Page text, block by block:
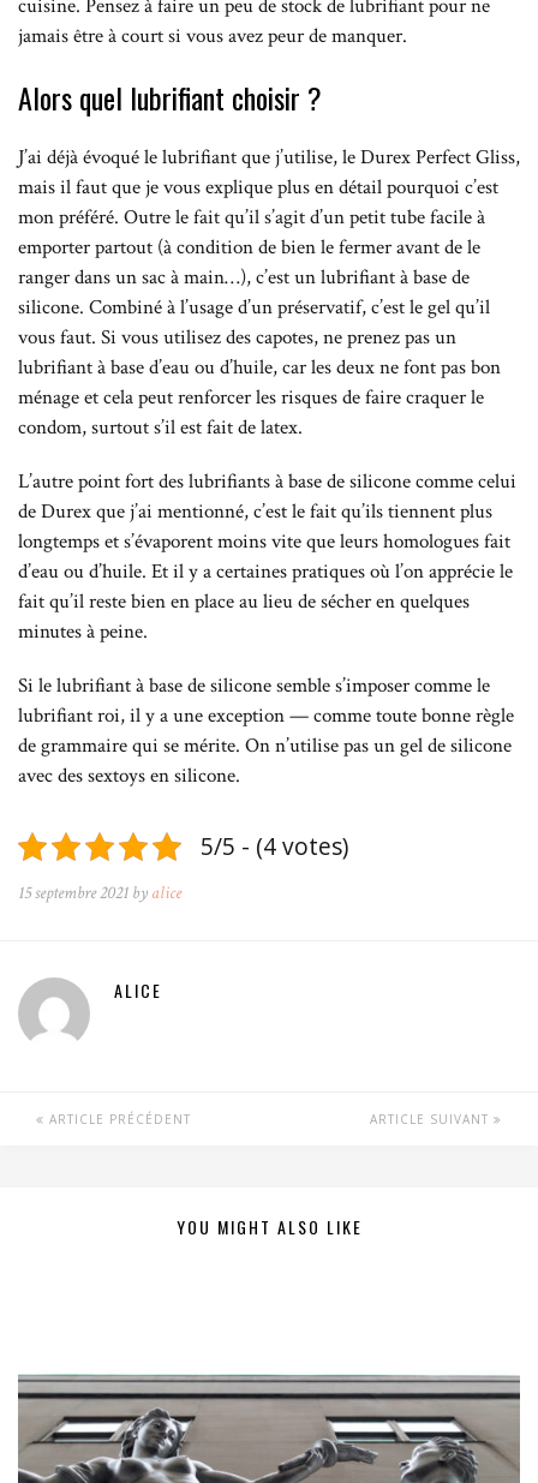
cuisine. Pensez à faire un peu de stock de lubrifiant pour ne
jamais être à court si vous avez peur de manquer.
Alors quel lubrifiant choisir ?
J’ai déjà évoqué le lubrifiant que j’utilise, le Durex Perfect Gliss,
mais il faut que je vous explique plus en détail pourquoi c’est
mon préféré. Outre le fait qu’il s’agit d’un petit tube facile à
emporter partout (à condition de bien le fermer avant de le
ranger dans un sac à main…), c’est un lubrifiant à base de
silicone. Combiné à l’usage d’un préservatif, c’est le gel qu’il
vous faut. Si vous utilisez des capotes, ne prenez pas un
lubrifiant à base d’eau ou d’huile, car les deux ne font pas bon
ménage et cela peut renforcer les risques de faire craquer le
condom, surtout s’il est fait de latex.
L’autre point fort des lubrifiants à base de silicone comme celui
de Durex que j’ai mentionné, c’est le fait qu’ils tiennent plus
longtemps et s’évaporent moins vite que leurs homologues fait
d’eau ou d’huile. Et il y a certaines pratiques où l’on apprécie le
fait qu’il reste bien en place au lieu de sécher en quelques
minutes à peine.
Si le lubrifiant à base de silicone semble s’imposer comme le
lubrifiant roi, il y a une exception — comme toute bonne règle
de grammaire qui se mérite. On n’utilise pas un gel de silicone
avec des sextoys en silicone.
5/5 - (4 votes)
15 septembre 2021 by alice
ALICE
ARTICLE PRÉCÉDENT ARTICLE SUIVANT
YOU MIGHT ALSO LIKE